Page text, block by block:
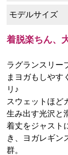
モデルサイズ
着脱楽ちん、
ラグランスリー
まヨガもしやす
リ♪
スウェットほど
生み出す光沢と
着丈をジャスト
き、ヨガレギン
群。